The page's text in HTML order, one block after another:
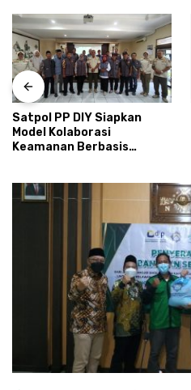
Satpol PP DIY Siapkan
Model Kolaborasi
Keamanan Berbasis